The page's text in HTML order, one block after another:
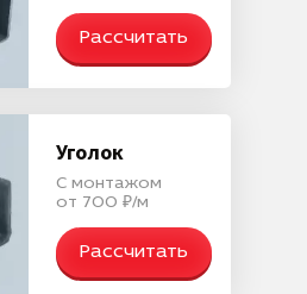
Рассчитать
Уголок
С монтажом
от 700 ₽/м
Рассчитать